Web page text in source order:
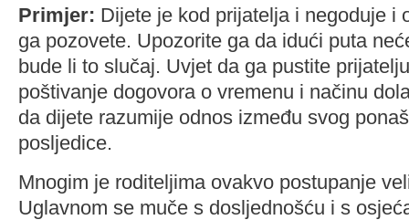
Primjer: Dijete je kod prijatelja i negoduje i
ga pozovete. Upozorite ga da idući puta
bude li to slučaj. Uvjet da ga pustite
poštivanje dogovora o vremenu i načinu
da dijete razumije odnos između svog
posljedice.
Mnogim je roditeljima ovakvo postupanje
Uglavnom se muče s dosljednošću i s